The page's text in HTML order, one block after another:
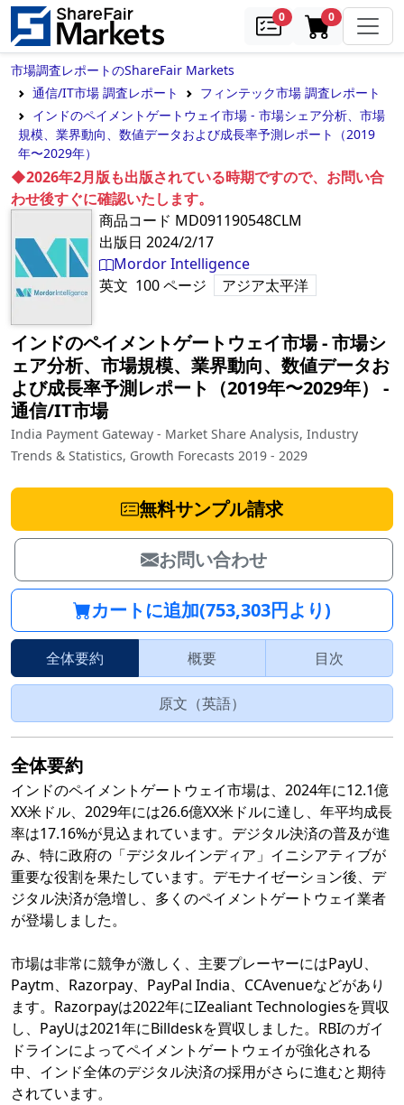
0samples0in cart
市場調査レポートのShareFair Markets
通信/IT市場 調査レポート
フィンテック市場 調査レポート
インドのペイメントゲートウェイ市場 - 市場シェア分析、市場
規模、業界動向、数値データおよび成長率予測レポート（2019
年〜2029年）
◆2026年2月版も出版されている時期ですので、お問い合
わせ後すぐに確認いたします。
商品コード MD091190548CLM
出版日 2024/2/17
Mordor Intelligence
英文 100ページ アジア太平洋
インドのペイメントゲートウェイ市場 - 市場シ
ェア分析、市場規模、業界動向、数値データお
よび成長率予測レポート（2019年〜2029年）
‐
通信/IT市場
India Payment Gateway - Market Share Analysis, Industry
Trends & Statistics, Growth Forecasts 2019 - 2029
無料サンプル請求
お問い合わせ
カートに追加(753,303円より)
全体要約 概要 目次
原文（英語）
全体要約
インドのペイメントゲートウェイ市場は、2024年に12.1億
XX米ドル、2029年には26.6億XX米ドルに達し、年平均成長
率は17.16%が見込まれています。デジタル決済の普及が進
み、特に政府の「デジタルインディア」イニシアティブが
重要な役割を果たしています。デモナイゼーション後、デ
ジタル決済が急増し、多くのペイメントゲートウェイ業者
が登場しました。
市場は非常に競争が激しく、主要プレーヤーにはPayU、
Paytm、Razorpay、PayPal India、CCAvenueなどがあり
ます。Razorpayは2022年にIZealiant Technologiesを買収
し、PayUは2021年にBilldeskを買収しました。RBIのガイ
ドラインによってペイメントゲートウェイが強化される
中、インド全体のデジタル決済の採用がさらに進むと期待
されています。